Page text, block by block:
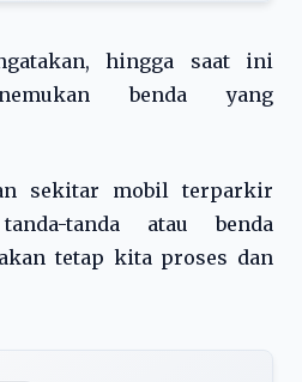
hingga saat ini
benda yang
sekitar mobil terparkir
tanda atau benda
tetap kita proses dan